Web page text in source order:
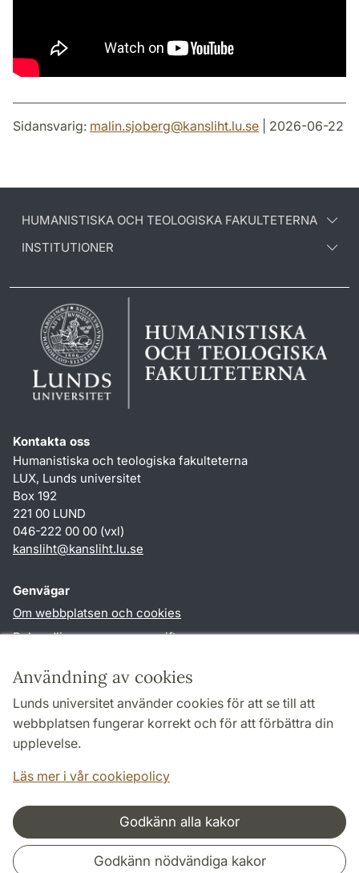
Användning av cookies
Lunds universitet använder cookies för att se till att
webbplatsen fungerar korrekt och för att förbättra din
upplevelse.
Läs mer i vår cookiepolicy
Godkänn alla kakor
Godkänn nödvändiga kakor
Sidansvarig: malin.sjoberg@kansliht.lu.se | 2026-06-22
HUMANISTISKA OCH TEOLOGISKA FAKULTETERNA
INSTITUTIONER
Kontakta oss
Humanistiska och teologiska fakulteterna
LUX, Lunds universitet
Box 192
221 00 LUND
046-222 00 00 (vxl)
kansliht@kansliht.lu.se
Genvägar
Om webbplatsen och cookies
Behandling av personuppgifter
TYPO3-login
Följ oss i sociala medier
Samarbeten och nätverk